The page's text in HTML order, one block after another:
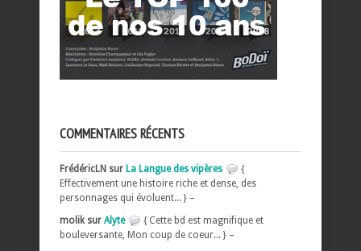
COMMENTAIRES RÉCENTS
FrédéricLN sur La Langue des vipères
{
Effectivement une histoire riche et dense, des
personnages qui évoluent... } –
molik sur Alyte
{ Cette bd est magnifique et
bouleversante, Mon coup de coeur... } –